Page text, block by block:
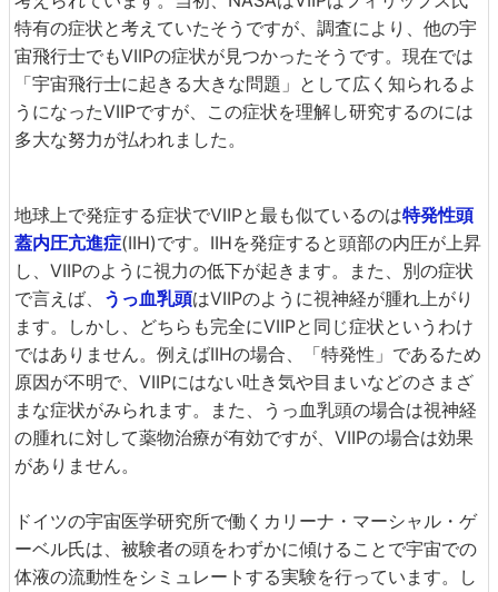
特有の症状と考えていたそうですが、調査により、他の宇
宙飛行士でもVIIPの症状が見つかったそうです。現在では
「宇宙飛行士に起きる大きな問題」として広く知られるよ
うになったVIIPですが、この症状を理解し研究するのには
多大な努力が払われました。
地球上で発症する症状でVIIPと最も似ているのは特発性頭
蓋内圧亢進症(IIH)です。IIHを発症すると頭部の内圧が上昇
し、VIIPのように視力の低下が起きます。また、別の症状
で言えば、 うっ血乳頭はVIIPのように視神経が腫れ上がり
ます。しかし、どちらも完全にVIIPと同じ症状というわけ
ではありません。例えばIIHの場合、「特発性」であるため
原因が不明で、VIIPにはない吐き気や目まいなどのさまざ
まな症状がみられます。また、うっ血乳頭の場合は視神経
の腫れに対して薬物治療が有効ですが、VIIPの場合は効果
がありません。
ドイツの宇宙医学研究所で働くカリーナ・マーシャル・ゲ
ーベル氏は、被験者の頭をわずかに傾けることで宇宙での
体液の流動性をシミュレートする実験を行っています。し